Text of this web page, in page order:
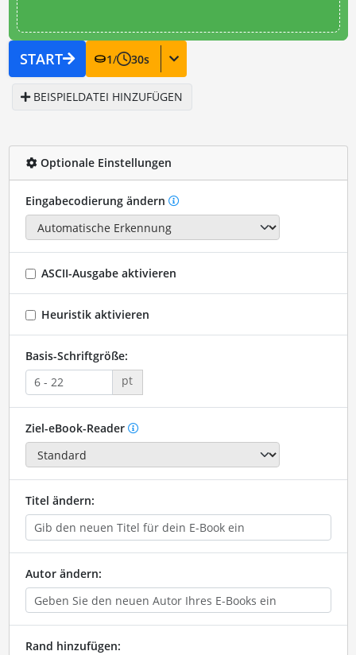
START 1/ 30s
BEISPIELDATEI HINZUFÜGEN
Optionale Einstellungen
Eingabecodierung ändern
ASCII-Ausgabe aktivieren
Heuristik aktivieren
Basis-Schriftgröße:
pt
Ziel-eBook-Reader
Titel ändern:
Autor ändern:
Rand hinzufügen: